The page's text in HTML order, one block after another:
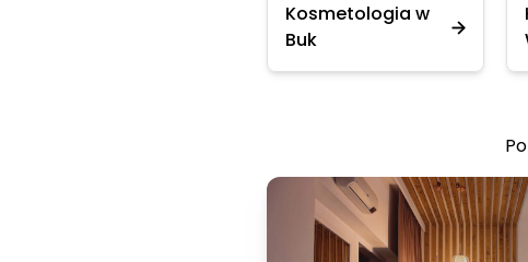
Kosmetologia w
Buk